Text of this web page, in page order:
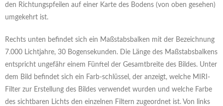
den Richtungspfeilen auf einer Karte des Bodens (von oben gesehen)
umgekehrt ist.
Rechts unten befindet sich ein Maßstabsbalken mit der Bezeichnung
7.000 Lichtjahre, 30 Bogensekunden. Die Länge des Maßstabsbalkens
entspricht ungefähr einem Fünftel der Gesamtbreite des Bildes. Unter
dem Bild befindet sich ein Farb-schlüssel, der anzeigt, welche MIRI-
Filter zur Erstellung des Bildes verwendet wurden und welche Farbe
des sichtbaren Lichts den einzelnen Filtern zugeordnet ist. Von links